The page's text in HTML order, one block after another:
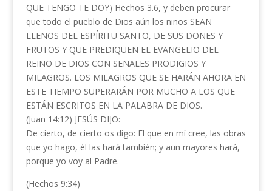
QUE TENGO TE DOY) Hechos 3.6, y deben procurar
que todo el pueblo de Dios aún los niños SEAN
LLENOS DEL ESPÍRITU SANTO, DE SUS DONES Y
FRUTOS Y QUE PREDIQUEN EL EVANGELIO DEL
REINO DE DIOS CON SEÑALES PRODIGIOS Y
MILAGROS. LOS MILAGROS QUE SE HARÁN AHORA EN
ESTE TIEMPO SUPERARÁN POR MUCHO A LOS QUE
ESTÁN ESCRITOS EN LA PALABRA DE DIOS.
(Juan 14:12) JESÚS DIJO:
De cierto, de cierto os digo: El que en mí cree, las obras
que yo hago, él las hará también; y aun mayores hará,
porque yo voy al Padre.
(Hechos 9:34)